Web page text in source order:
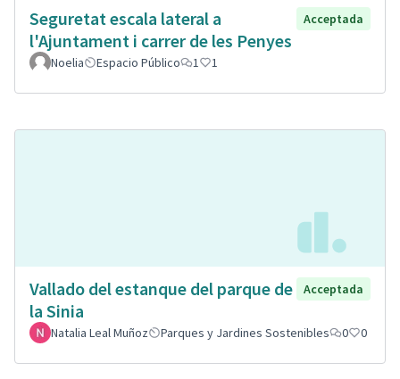
Seguretat escala lateral a
l'Ajuntament i carrer de les Penyes
Acceptada
Noelia Espacio Público 1 1
Vallado del estanque del parque de
la Sinia
Acceptada
Natalia Leal Muñoz Parques y Jardines Sostenibles 0 0